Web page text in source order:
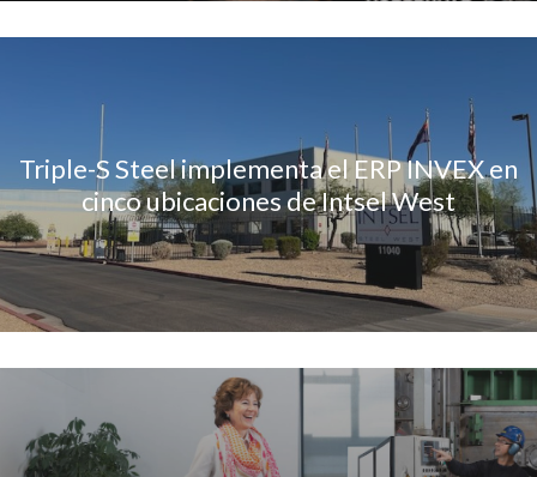
Triple-S Steel implementa el ERP INVEX en
cinco ubicaciones de Intsel West